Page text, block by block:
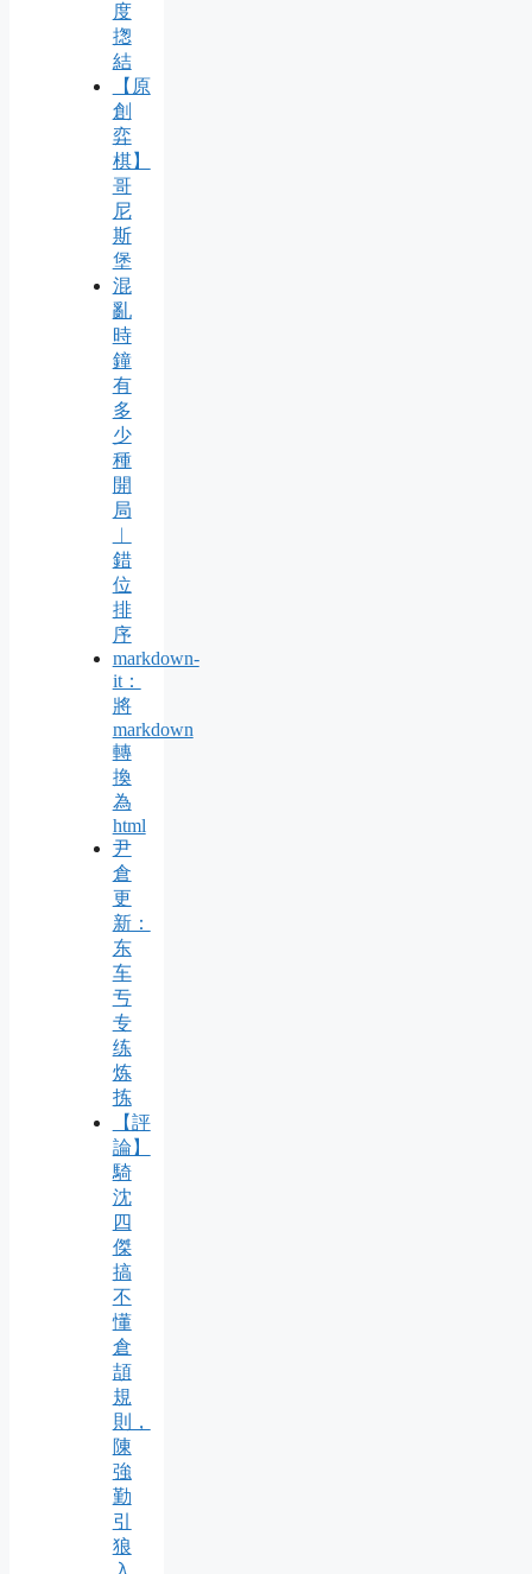
度
揔
結
【原
創
弈
棋】
哥
尼
斯
堡
混
亂
時
鐘
有
多
少
種
開
局
︱
錯
位
排
序
markdown-
it：
將
markdown
轉
換
為
html
尹
倉
更
新：
东
车
亐
专
练
炼
拣
【評
論】
騎
沈
四
傑
搞
不
懂
倉
頡
規
則，
陳
強
勤
引
狼